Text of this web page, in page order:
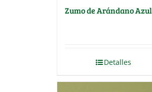
Zumo de Arándano Azul
Detalles